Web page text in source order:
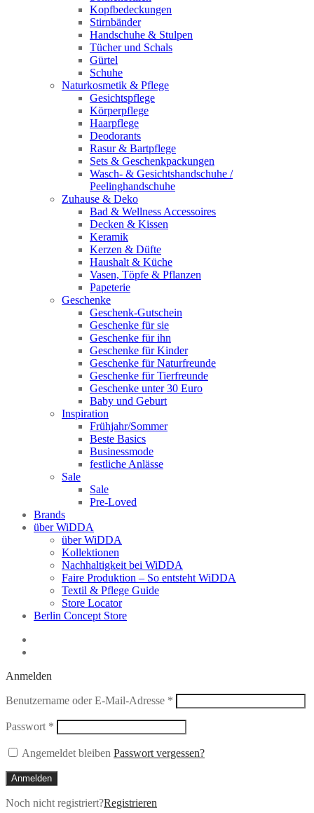
Kopfbedeckungen
Stirnbänder
Handschuhe & Stulpen
Tücher und Schals
Gürtel
Schuhe
Naturkosmetik & Pflege
Gesichtspflege
Körperpflege
Haarpflege
Deodorants
Rasur & Bartpflege
Sets & Geschenkpackungen
Wasch‑ & Gesichtshandschuhe /
Peelinghandschuhe
Zuhause & Deko
Bad & Wellness Accessoires
Decken & Kissen
Keramik
Kerzen & Düfte
Haushalt & Küche
Vasen, Töpfe & Pflanzen
Papeterie
Geschenke
Geschenk-Gutschein
Geschenke für sie
Geschenke für ihn
Geschenke für Kinder
Geschenke für Naturfreunde
Geschenke für Tierfreunde
Geschenke unter 30 Euro
Baby und Geburt
Inspiration
Frühjahr/Sommer
Beste Basics
Businessmode
festliche Anlässe
Sale
Sale
Pre-Loved
Brands
über WiDDA
über WiDDA
Kollektionen
Nachhaltigkeit bei WiDDA
Faire Produktion – So entsteht WiDDA
Textil & Pflege Guide
Store Locator
Berlin Concept Store
Anmelden
Benutzername oder E-Mail-Adresse *
Passwort *
Angemeldet bleiben Passwort vergessen?
Anmelden
Noch nicht registriert?Registrieren